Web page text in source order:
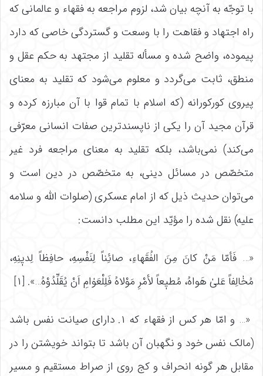
با توجّه به آنچه بیان شد، لزوم مراجعه به فقهاء و عالمانی که
راه اجتهاد و فقاهت را با وسعت و گستردگی خاصی که دارد
پیموده، واضح شده و مسأله تقلید از مجتهد به حکم عقل و
منطق، ثابت می‌گردد و معلوم می‌شود که تقلید به معنای
پیروی کورکورانه (که اسلام با تمام قوا با آن مبارزه کرده و
قرآن مجید آن را یکی از ناپسند‌‌ترین صفات انسانی معرّفی
می‌‌کند) نمی‌‌باشد، بلکه تقلید به معنای مراجعه فرد غیر
متخصّص در مسائل دینی، به متخصّص در دین است و
می‌توان حدیث ذیل که از امام عسکری (صلوات الله و سلامه
علیه) نقل شده را مؤیّد این مطلب دانست:
«… فَأمّا مَنْ کانَ مِنَ الفُقَهاءِ، صائِناً لِنَفْسِهِ، حافِظاً لِدیٖنِهِ،
مُخٰالِفاً عَلیٰ هَواهُ، مُطیٖعاً لأمْرِ مَوْلاهُ فَلِلْعَوٰامِ اَنْ یُقَلِّدُوْهُ…». [۱]
«… و امّا هر کس از فقهاء که ۱. دارای صیانت نفس باشد
(مالک نفس خود و نگهبان آن باشد تا بتواند خویشتن را در
مقابل هر‌ گونه انحراف و کج روی از صراط‌ مستقیم و مسیر